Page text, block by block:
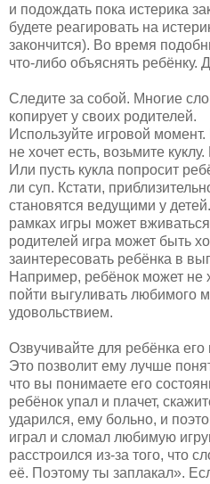
и подождать пока истерика
будете реагировать на
закончится). Во время
что-либо объяснять ребёнку.
Следите за собой. Многие
копирует у своих родителей.
Используйте игровой
не хочет есть, возьмите
Или пусть кукла попросит
ли суп. Кстати,
становятся ведущими у
рамках игры может
родителей игра может быть
заинтересовать ребёнка в
Например, ребёнок может не
пойти выгуливать любимого
удовольствием.
Озвучивайте для ребёнка
Это позволит ему лучше
что вы понимаете его
ребёнок упал и плачет,
ударился, ему больно, и
играл и сломал любимую
расстроился из-за того, что
её. Поэтому ты заплакал».